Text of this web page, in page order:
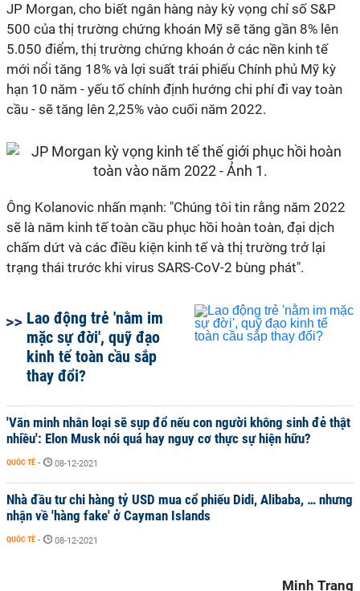
JP Morgan, cho biết ngân hàng này kỳ vọng chỉ số S&P
500 của thị trường chứng khoán Mỹ sẽ tăng gần 8% lên
5.050 điểm, thị trường chứng khoán ở các nền kinh tế
mới nổi tăng 18% và lợi suất trái phiếu Chính phủ Mỹ kỳ
hạn 10 năm - yếu tố chính định hướng chi phí đi vay toàn
cầu - sẽ tăng lên 2,25% vào cuối năm 2022.
Ông Kolanovic nhấn mạnh: "Chúng tôi tin rằng năm 2022
sẽ là năm kinh tế toàn cầu phục hồi hoàn toàn, đại dịch
chấm dứt và các điều kiện kinh tế và thị trường trở lại
trạng thái trước khi virus SARS-CoV-2 bùng phát".
Lao động trẻ 'nằm im
mặc sự đời', quỹ đạo
kinh tế toàn cầu sắp
thay đổi?
'Văn minh nhân loại sẽ sụp đổ nếu con người không sinh đẻ thật
nhiều': Elon Musk nói quá hay nguy cơ thực sự hiện hữu?
QUỐC TẾ - 08-12-2021
Nhà đầu tư chi hàng tỷ USD mua cổ phiếu Didi, Alibaba, … nhưng
nhận về 'hàng fake' ở Cayman Islands
QUỐC TẾ - 08-12-2021
Minh Trang